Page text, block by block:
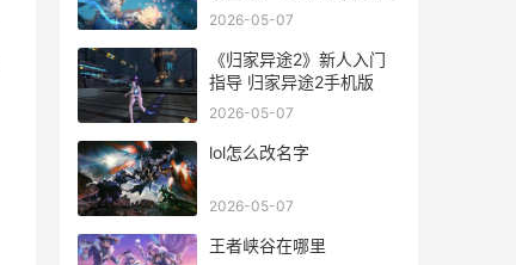
哪
2026-05-07
《归家异途2》新人入门
指导 归家异途2手机版
2026-05-07
lol怎么改名字
2026-05-07
王者峡谷在哪里